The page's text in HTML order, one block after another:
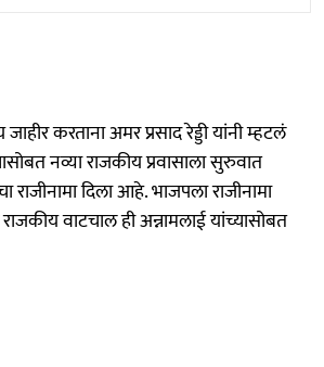
करताना अमर प्रसाद रेड्डी यांनी म्हटलं
नव्या राजकीय प्रवासाला सुरुवात
दिला आहे. भाजपला राजीनामा
वाटचाल ही अन्नामलाई यांच्यासोबत